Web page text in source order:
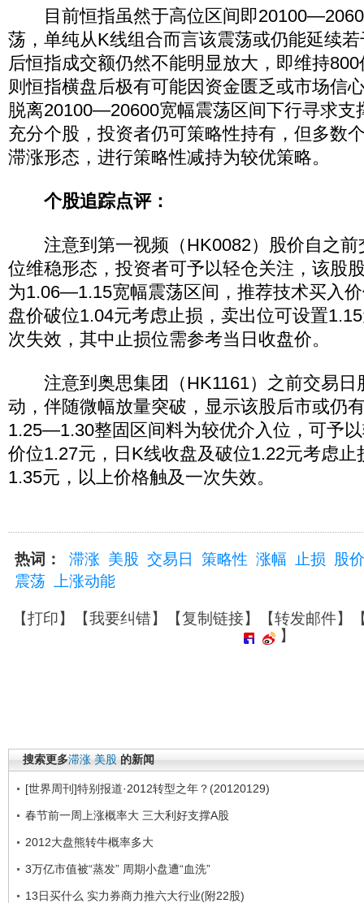
目前恒指虽然于高位区间即
荡，单纯从K线组合而言该震荡或仍能延续
后恒指成交额仍然不能明显放大，即维持
则恒指横盘后极有可能因资金匮乏或市场信
脱离20100—20600宽幅震荡区间下行寻求支
充分个股，投资者仍可策略性持有，但多数
滞涨形态，进行策略性减持为较优策略。
个股追踪点评：
注意到第一视频（HK0082）股价自之前
位维稳形态，投资者可予以轻仓关注，该股
为1.06—1.15宽幅震荡区间，推荐技术买入
盘价破位1.04元考虑止损，卖出位可设置
次失效，其中止损位需参考当日收盘价。
注意到奥思集团（HK1161）之前交易日
动，伴随微幅放量突破，显示该股后市或仍
1.25—1.30整固区间料为较优介入位，可予
价位1.27元，日K线收盘及破位1.22元考虑止
1.35元，以上价格触及一次失效。
热词： 滞涨 美股 交易日 策略性 涨幅 止损
股价
震荡
上涨动能
【打印】【我要纠错】【复制链接】【转发邮件】
】
搜索更多滞涨 美股 的新闻
[世界周刊]特别报道·2012转型之年？(20120129)
春节前一周上涨概率大 三大利好支撑A股
2012大盘熊转牛概率多大
3万亿市值被“蒸发” 周期小盘遭“血洗”
13日买什么 实力券商力推六大行业(附22股)